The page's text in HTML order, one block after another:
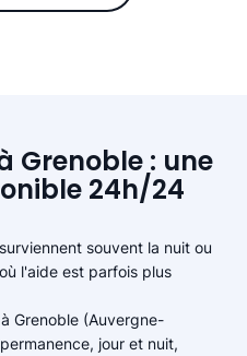
Grenoble : une
24h/24
souvent la nuit ou
l'aide est parfois plus
Grenoble (Auvergne-
jour et nuit,